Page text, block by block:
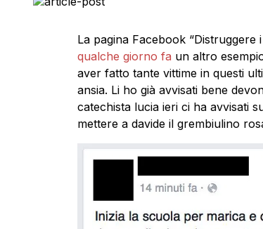
La pagina Facebook
qualche giorno fa un altro
aver fatto tante vittime in questi
ansia. Li ho già avvisati bene
catechista lucia ieri ci ha avvisati
mettere a davide il grembiulino